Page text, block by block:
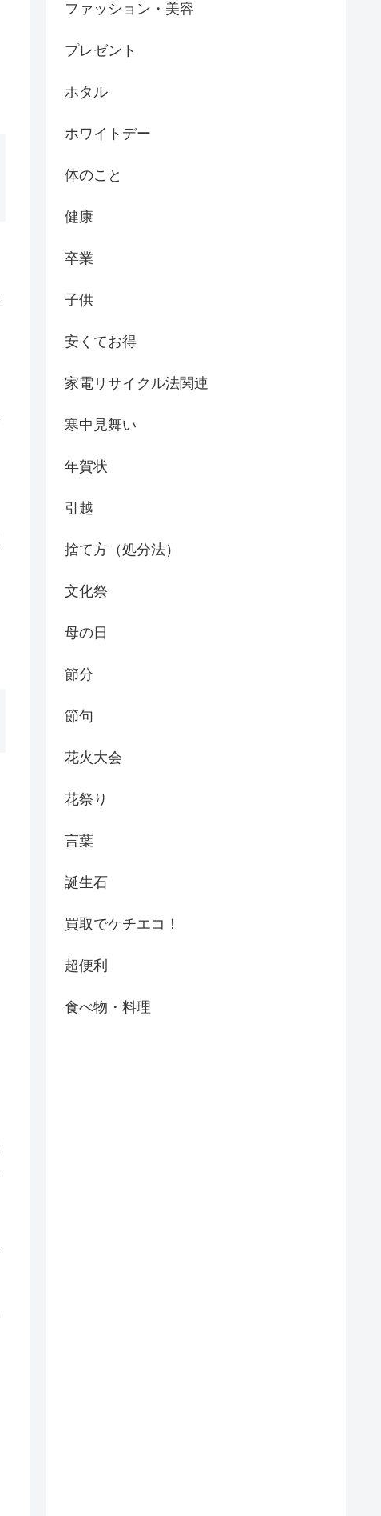
ファッション・美容
プレゼント
ホタル
ホワイトデー
体のこと
健康
卒業
子供
安くてお得
家電リサイクル法関連
寒中見舞い
年賀状
引越
捨て方（処分法）
文化祭
母の日
節分
節句
花火大会
花祭り
言葉
誕生石
買取でケチエコ！
超便利
食べ物・料理